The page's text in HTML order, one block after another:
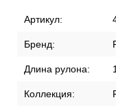
Артикул:
Бренд:
Длина рулона:
Коллекция: